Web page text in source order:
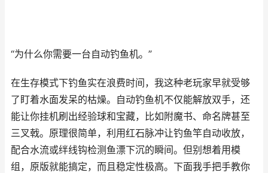
“为什么你需要一台自动钓鱼机。”
在生存模式下钓鱼实在浪费时间，我这种老玩家早就受够
了盯着水面发呆的枯燥。自动钓鱼机不仅能解放双手，还
能让你挂机刷出经验球和宝藏，比如附魔书、命名牌甚至
三叉戟。原理很简单，利用红石脉冲让钓鱼竿自动收放，
配合水流或绊线钩检测鱼漂下沉的瞬间。但别想着用模
组，原版就能搞定，而且稳定性极高。下面我手把手教你